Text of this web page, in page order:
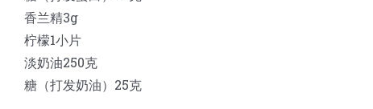
香兰精3g
柠檬1小片
淡奶油250克
糖（打发奶油）25克